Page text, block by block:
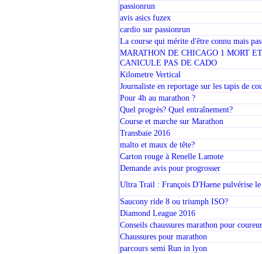
passionrun
avis asics fuzex
cardio sur passionrun
La course qui mérite d'être connu mais
MARATHON DE CHICAGO 1 MORT
CANICULE PAS DE CADO
Kilometre Vertical
Journaliste en reportage sur les tapis de
Pour 4h au marathon ?
Quel progrès? Quel entraînement?
Course et marche sur Marathon
Transbaie 2016
malto et maux de tête?
Carton rouge à Renelle Lamote
Demande avis pour progrosser
Ultra Trail : François D'Haene pulvérise
Saucony ride 8 ou triumph ISO?
Diamond League 2016
Conseils chaussures marathon pour
Chaussures pour marathon
parcours semi Run in lyon